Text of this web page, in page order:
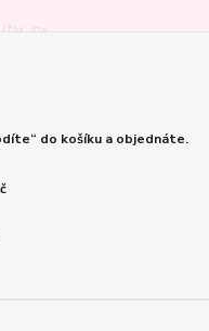
do košíku a objednáte.